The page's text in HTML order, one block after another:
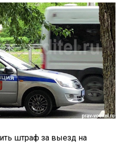
штраф за выезд на